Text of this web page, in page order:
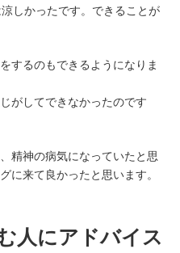
しかったです。できることが
するのもできるようになりま
がしてできなかったのです
精神の病気になっていたと思
に来て良かったと思います。
人にアドバイス